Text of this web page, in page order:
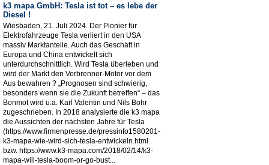
k3 mapa GmbH: Tesla ist tot – es lebe der
Diesel !
Wiesbaden, 21. Juli 2024. Der Pionier für
Elektrofahrzeuge Tesla verliert in den USA
massiv Marktanteile. Auch das Geschäft in
Europa und China entwickelt sich
unterdurchschnittlich. Wird Tesla überleben und
wird der Markt den Verbrenner-Motor vor dem
Aus bewahren ? „Prognosen sind schwierig,
besonders wenn sie die Zukunft betreffen“ – das
Bonmot wird u.a. Karl Valentin und Nils Bohr
zugeschrieben. In 2018 analysierte die k3 mapa
die Aussichten der nächsten Jahre für Tesla
(https://www.firmenpresse.de/pressinfo1580201-
k3-mapa-wie-wird-sich-tesla-entwickeln.html
bzw. https://www.k3-mapa.com/2018/02/14/k3-
mapa-will-tesla-boom-or-go-bust...